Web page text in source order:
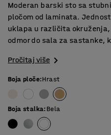
Moderan barski sto sa
pločom od laminata.
uklapa u različita
odmor do sala za sastanke,
Pročitaj više
Boja ploče:Hrast
Boja stalka:Bela